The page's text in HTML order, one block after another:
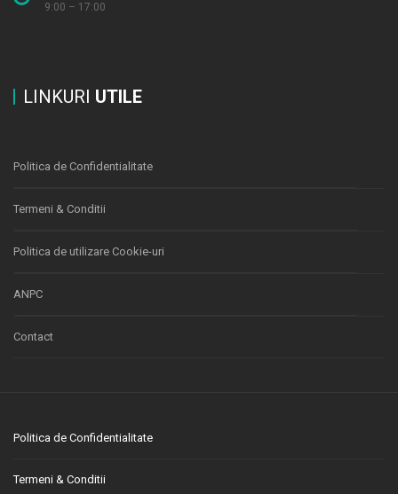
9:00 – 17:00
LINKURI UTILE
Politica de Confidentialitate
Termeni & Conditii
Politica de utilizare Cookie-uri
ANPC
Contact
Politica de Confidentialitate
Termeni & Conditii